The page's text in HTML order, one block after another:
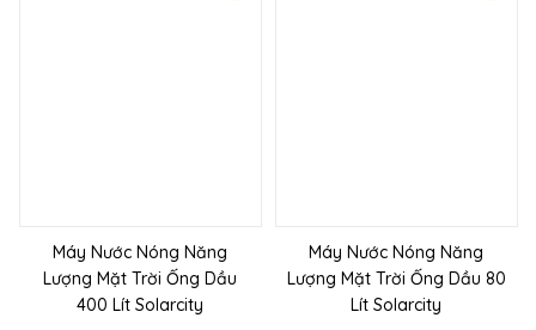
Máy Nước Nóng Năng
Lượng Mặt Trời Ống Dầu
400 Lít Solarcity
Máy Nước Nóng Năng
Lượng Mặt Trời Ống Dầu 80
Lít Solarcity